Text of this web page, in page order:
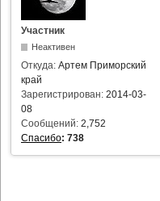
Участник
Неактивен
Откуда: Артем Приморский
край
Зарегистрирован: 2014-03-
08
Сообщений: 2,752
Спасибо: 738